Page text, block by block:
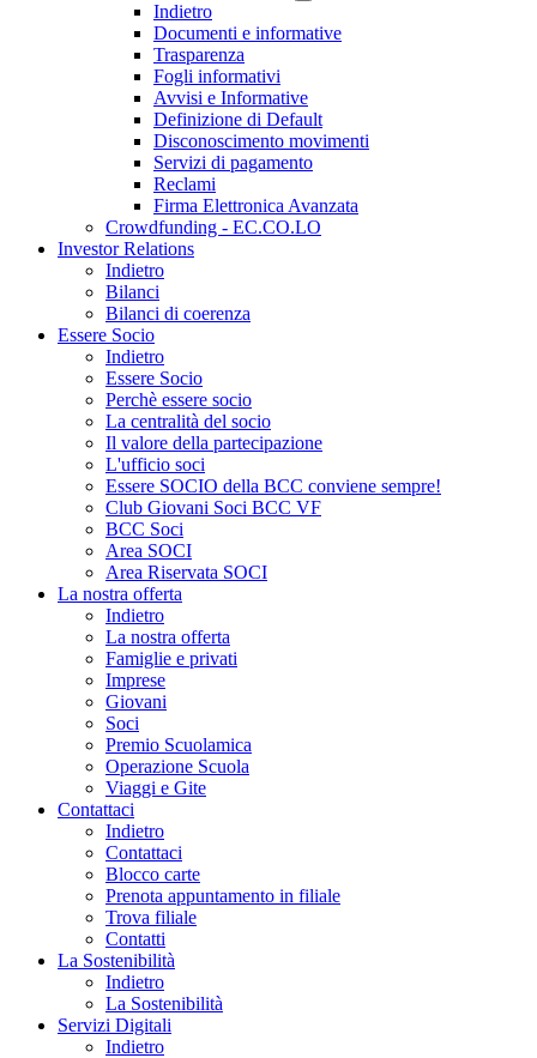
Indietro
Documenti e informative
Trasparenza
Fogli informativi
Avvisi e Informative
Definizione di Default
Disconoscimento movimenti
Servizi di pagamento
Reclami
Firma Elettronica Avanzata
Crowdfunding - EC.CO.LO
Investor Relations
Indietro
Bilanci
Bilanci di coerenza
Essere Socio
Indietro
Essere Socio
Perchè essere socio
La centralità del socio
Il valore della partecipazione
L'ufficio soci
Essere SOCIO della BCC conviene sempre!
Club Giovani Soci BCC VF
BCC Soci
Area SOCI
Area Riservata SOCI
La nostra offerta
Indietro
La nostra offerta
Famiglie e privati
Imprese
Giovani
Soci
Premio Scuolamica
Operazione Scuola
Viaggi e Gite
Contattaci
Indietro
Contattaci
Blocco carte
Prenota appuntamento in filiale
Trova filiale
Contatti
La Sostenibilità
Indietro
La Sostenibilità
Servizi Digitali
Indietro